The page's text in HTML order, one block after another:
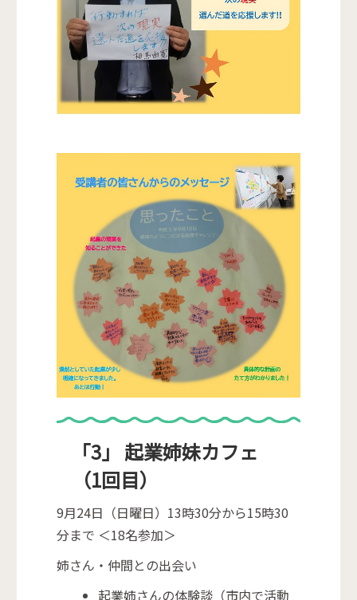
「3」 起業姉妹カフェ
（1回目）
9月24日（日曜日）13時30分から15時30
分まで ＜18名参加＞
姉さん・仲間との出会い
起業姉さんの体験談（市内で活動